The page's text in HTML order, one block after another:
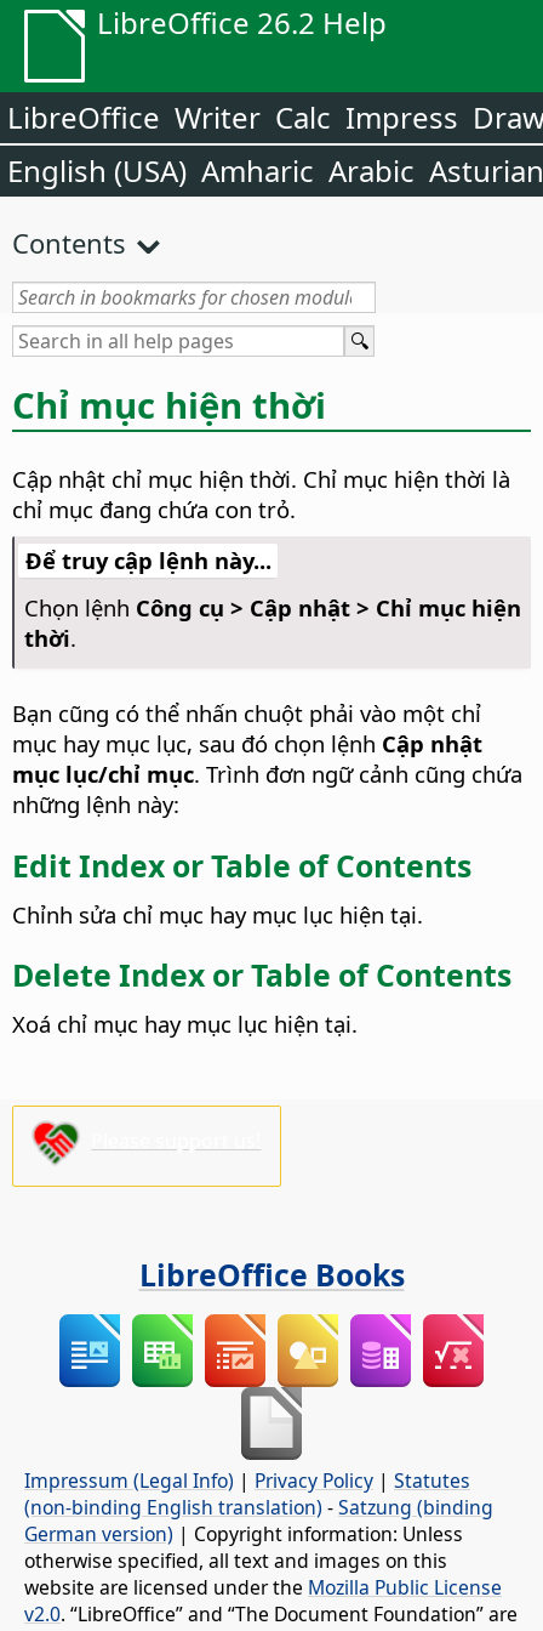
LibreOffice 26.2 Help
LibreOffice Writer Calc Impress
English (USA) Amharic Arabic Asturian
Contents
Chỉ mục hiện thời
Cập nhật chỉ mục hiện thời. Chỉ mục hiện thời là
chỉ mục đang chứa con trỏ.
Để truy cập lệnh này...
Chọn lệnh Công cụ > Cập nhật > Chỉ mục hiện
thời.
Bạn cũng có thể nhấn chuột phải vào một chỉ
mục hay mục lục, sau đó chọn lệnh Cập nhật
mục lục/chỉ mục. Trình đơn ngữ cảnh cũng chứa
những lệnh này:
Edit Index or Table of Contents
Chỉnh sửa chỉ mục hay mục lục hiện tại.
Delete Index or Table of Contents
Xoá chỉ mục hay mục lục hiện tại.
LibreOffice Books
Impressum (Legal Info) | Privacy Policy | Statutes
(non-binding English translation) -Satzung (binding
German version) | Copyright information: Unless
otherwise specified, all text and images on this
website are licensed under the Mozilla Public License
v2.0. “LibreOffice” and “The Document Foundation” are